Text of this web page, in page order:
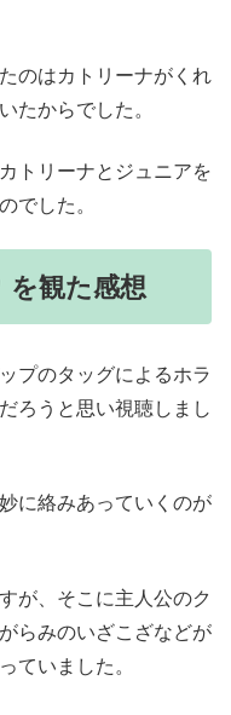
のはカトリーナがくれ
たからでした。
トリーナとジュニアを
でした。
を観た感想
プのタッグによるホラ
ろうと思い視聴しまし
に絡みあっていくのが
が、そこに主人公のク
らみのいざこざなどが
ていました。